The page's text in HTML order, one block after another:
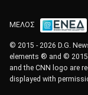
ΜΕΛΟΣ
© 2015 - 2026 D.G.
elements ® and © 2015
and the CNN logo are
displayed with